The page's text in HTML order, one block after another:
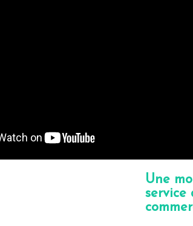
Une
service